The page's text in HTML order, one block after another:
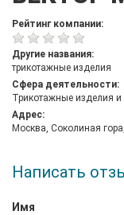
Рейтинг компании:
Другие названия:
трикотажные изделия
Сфера деятельности:
Трикотажные изделия и
Адрес:
Москва, Соколиная
Написать
Имя